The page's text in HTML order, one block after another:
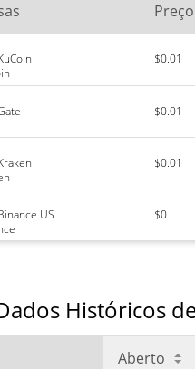
Preço
$0.01
$0.01
$0.01
US $0
Históricos
Aberto